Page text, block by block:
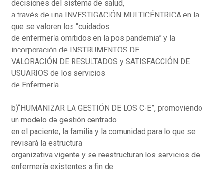
decisiones del sistema de salud,
a través de una INVESTIGACIÓN MULTICÉNTRICA en la
que se valoren los “cuidados
de enfermería omitidos en la pos pandemia” y la
incorporación de INSTRUMENTOS DE
VALORACIÓN DE RESULTADOS y SATISFACCIÓN DE
USUARIOS de los servicios
de Enfermería.
b)“HUMANIZAR LA GESTIÓN DE LOS C-E”, promoviendo
un modelo de gestión centrado
en el paciente, la familia y la comunidad para lo que se
revisará la estructura
organizativa vigente y se reestructuran los servicios de
enfermería existentes a fin de